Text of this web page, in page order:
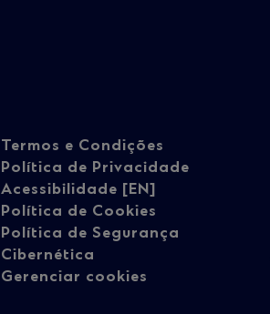
Footer
navigation
-
Termos e Condições
Política de Privacidade
Acessibilidade [EN]
Política de Cookies
Política de Segurança
Cibernética
Gerenciar cookies